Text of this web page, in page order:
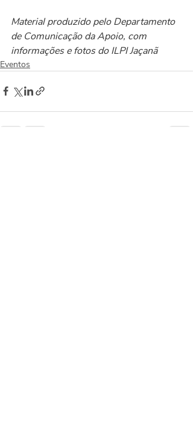
Material produzido pelo Departamento
de Comunicação da Apoio, com
informações e fotos do ILPI Jaçanã
Eventos